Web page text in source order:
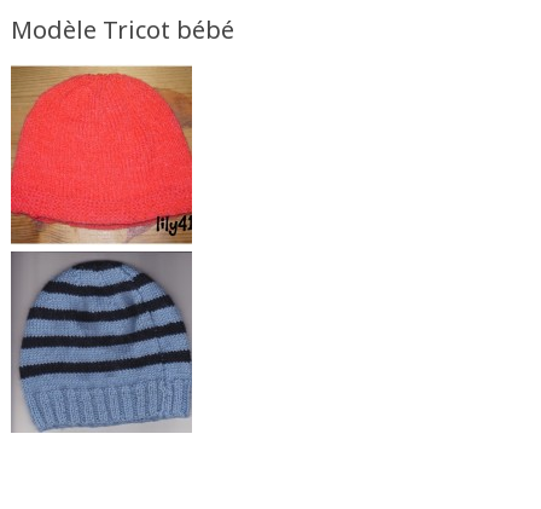
Modèle Tricot bébé